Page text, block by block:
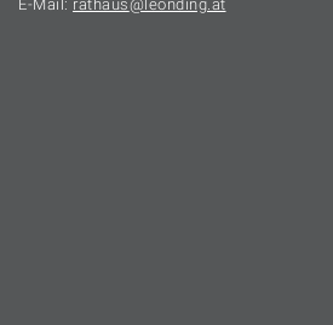
E-Mail: rathaus leonding.at